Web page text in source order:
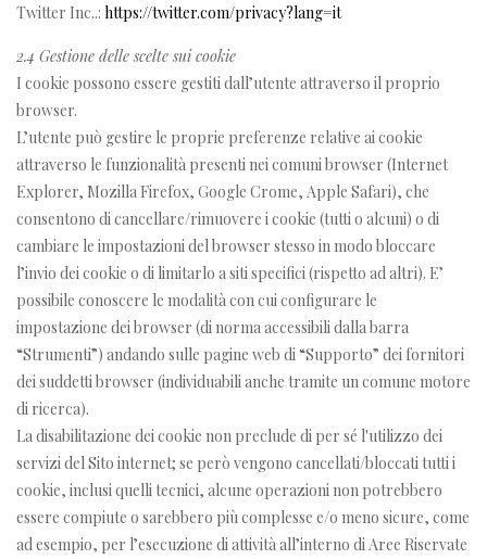
Twitter Inc..: https://twitter.com/privacy?lang=it
2.4 Gestione delle scelte sui cookie
I cookie possono essere gestiti dall’utente attraverso il proprio
browser.
L’utente può gestire le proprie preferenze relative ai cookie
attraverso le funzionalità presenti nei comuni browser (Internet
Explorer, Mozilla Firefox, Google Crome, Apple Safari), che
consentono di cancellare/rimuovere i cookie (tutti o alcuni) o di
cambiare le impostazioni del browser stesso in modo bloccare
l’invio dei cookie o di limitarlo a siti specifici (rispetto ad altri). E’
possibile conoscere le modalità con cui configurare le
impostazione dei browser (di norma accessibili dalla barra
“Strumenti”) andando sulle pagine web di “Supporto” dei fornitori
dei suddetti browser (individuabili anche tramite un comune motore
di ricerca).
La disabilitazione dei cookie non preclude di per sé l'utilizzo dei
servizi del Sito internet; se però vengono cancellati/bloccati tutti i
cookie, inclusi quelli tecnici, alcune operazioni non potrebbero
essere compiute o sarebbero più complesse e/o meno sicure, come
ad esempio, per l’esecuzione di attività all’interno di Aree Riservate